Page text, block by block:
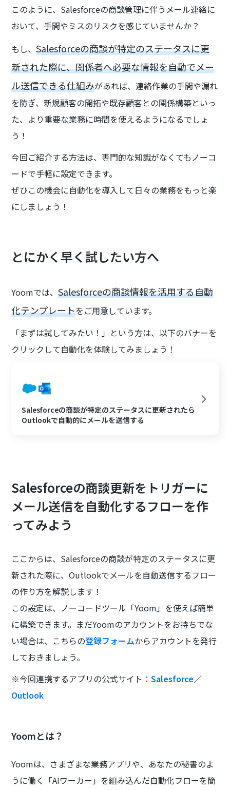
このように、Salesforceの商談管理に伴うメール連絡に
おいて、手間やミスのリスクを感じていませんか？
もし、Salesforceの商談が特定のステータスに更
新された際に、関係者へ必要な情報を自動でメー
ル送信できる仕組みがあれば、連絡作業の手間や漏れ
を防ぎ、新規顧客の開拓や既存顧客との関係構築といっ
た、より重要な業務に時間を使えるようになるでしょ
う！
今回ご紹介する方法は、専門的な知識がなくてもノーコ
ードで手軽に設定できます。
ぜひこの機会に自動化を導入して日々の業務をもっと楽
にしましょう！
とにかく早く試したい方へ
Yoomでは、Salesforceの商談情報を活用する自動
化テンプレートをご用意しています。
「まずは試してみたい！」という方は、以下のバナーを
クリックして自動化を体験してみましょう！
Salesforceの商談が特定のステータスに更新されたら
Outlookで自動的にメールを送信する
Salesforceの商談更新をトリガーに
メール送信を自動化するフローを作
ってみよう
ここからは、Salesforceの商談が特定のステータスに更
新された際に、Outlookでメールを自動送信するフロー
の作り方を解説します！
この設定は、ノーコードツール「Yoom」を使えば簡単
に構築できます。まだYoomのアカウントをお持ちでな
い場合は、こちらの登録フォームからアカウントを発行
しておきましょう。
※今回連携するアプリの公式サイト：Salesforce／
Outlook
Yoomとは？
Yoomは、さまざまな業務アプリや、あなたの秘書のよ
うに働く「AIワーカー」を組み込んだ自動化フローを簡